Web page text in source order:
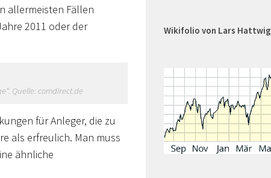
allermeisten Fällen
2011 oder der
Quelle: comdirect.de
für Anleger, die zu
als erfreulich. Man muss
ähnliche
Wikifolio von Lars Hattwig